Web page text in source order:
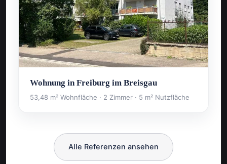
Wohnung in Freiburg im Breisgau
53,48 m² Wohnfläche · 2 Zimmer · 5 m² Nutzfläche
Alle Referenzen ansehen